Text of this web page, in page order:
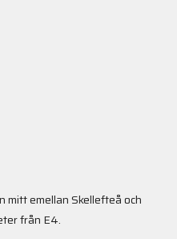
mitt emellan Skellefteå och
från E4.